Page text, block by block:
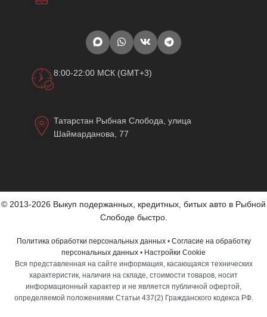
8:00-22:00 МСК (GMT+3)
Татарстан Рыбная Слобода, улица
Шаймарданова, 77
© 2013-2026 Выкуп подержанных, кредитных, битых авто в Рыбной
Слободе быстро.
Политика обработки персональных данных• Согласие на обработку
персональных данных • Настройки Cookie
Вся представленная на сайте информация, касающаяся технических
характеристик, наличия на складе, стоимости товаров, носит
информационный характер и не является публичной офертой,
определяемой положениями Статьи 437(2) Гражданского кодекса РФ.